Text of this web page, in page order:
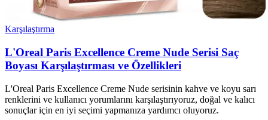
Karşılaştırma
L'Oreal Paris Excellence Creme Nude Serisi Saç
Boyası Karşılaştırması ve Özellikleri
L'Oreal Paris Excellence Creme Nude serisinin kahve ve koyu sarı
renklerini ve kullanıcı yorumlarını karşılaştırıyoruz, doğal ve kalıcı
sonuçlar için en iyi seçimi yapmanıza yardımcı oluyoruz.